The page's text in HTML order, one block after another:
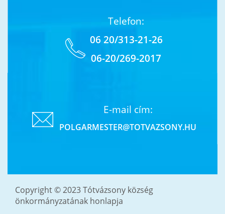
Telefon:
06 20/313-21-26
06-20/269-2017
E-mail cím:
POLGARMESTER@TOTVAZSONY.HU
Copyright © 2023 Tótvázsony község
önkormányzatának honlapja